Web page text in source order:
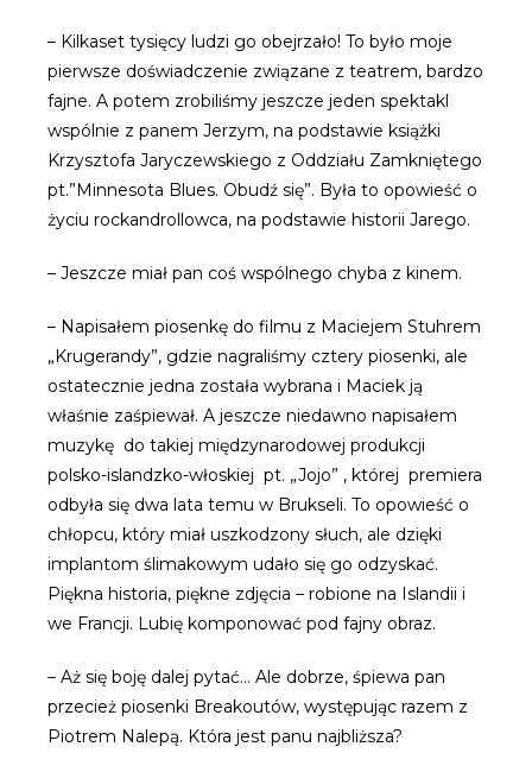
– Kilkaset tysięcy ludzi go obejrzało! To było moje
pierwsze doświadczenie związane z teatrem, bardzo
fajne. A potem zrobiliśmy jeszcze jeden spektakl
wspólnie z panem Jerzym, na podstawie książki
Krzysztofa Jaryczewskiego z Oddziału Zamkniętego
pt.”Minnesota Blues. Obudź się”. Była to opowieść o
życiu rockandrollowca, na podstawie historii Jarego.
– Jeszcze miał pan coś wspólnego chyba z kinem.
– Napisałem piosenkę do filmu z Maciejem Stuhrem
„Krugerandy”, gdzie nagraliśmy cztery piosenki, ale
ostatecznie jedna została wybrana i Maciek ją
właśnie zaśpiewał. A jeszcze niedawno napisałem
muzykę do takiej międzynarodowej produkcji
polsko-islandzko-włoskiej pt. „Jojo” , której premiera
odbyła się dwa lata temu w Brukseli. To opowieść o
chłopcu, który miał uszkodzony słuch, ale dzięki
implantom ślimakowym udało się go odzyskać.
Piękna historia, piękne zdjęcia – robione na Islandii i
we Francji. Lubię komponować pod fajny obraz.
– Aż się boję dalej pytać… Ale dobrze, śpiewa pan
przecież piosenki Breakoutów, występując razem z
Piotrem Nalepą. Która jest panu najbliższa?